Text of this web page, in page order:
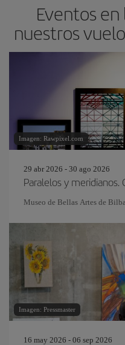
Eventos
nuestros
Imagen: Rawpixel.com
29 abr 2026 - 30 ago 2026
Paralelos y meridianos.
Museo de Bellas Artes de
Imagen: Pressmaster
16 may 2026 - 06 sep 2026